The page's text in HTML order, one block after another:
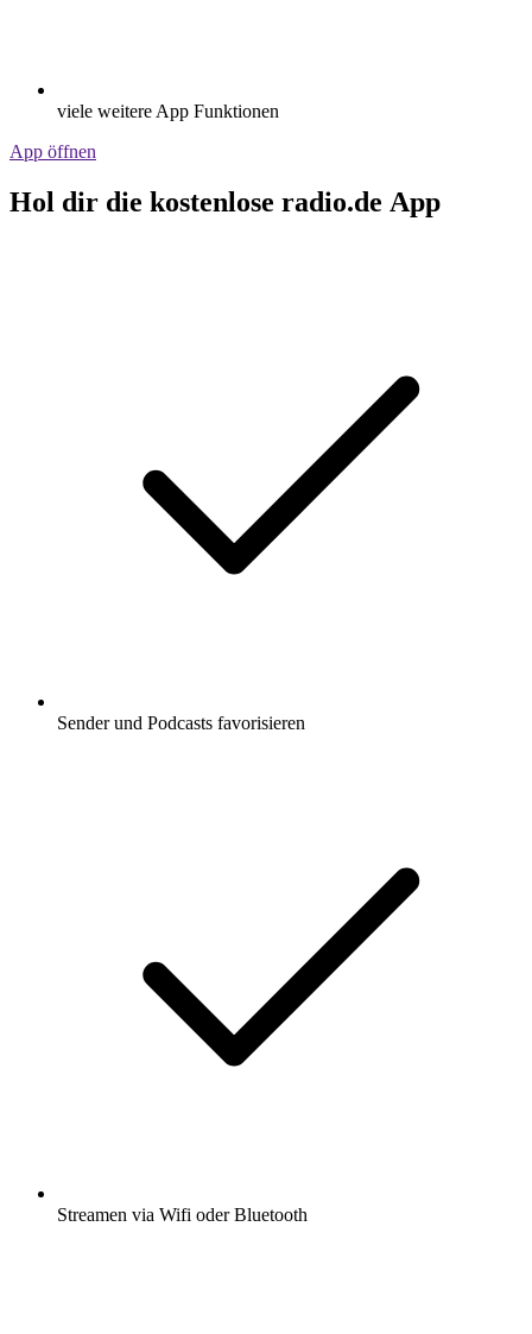
viele weitere App Funktionen
App öffnen
Hol dir die kostenlose radio.de App
Sender und Podcasts favorisieren
Streamen via Wifi oder Bluetooth